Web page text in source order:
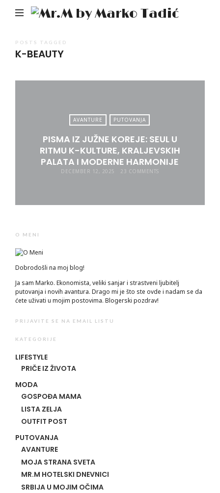
Mr.M
POSTS TAGGED
K-BEAUTY
AVANTURE PUTOVANJA
PISMA IZ JUŽNE KOREJE: SEUL U
RITMU K-KULTURE, KRALJEVSKIH
PALATA I MODERNE HARMONIJE
DECEMBER 12, 2025 23 COMMENTS
O MENI
Dobrodošli na moj blog!
Ja sam Marko. Ekonomista, veliki sanjar i strastveni ljubitelj
putovanja i novih avantura. Drago mi je što ste ovde i nadam se da
ćete uživati u mojim postovima. Blogerski pozdrav!
PRIJAVITE SE NA EMAIL LISTU
KATEGORIJE
LIFESTYLE
PRIČE IZ ŽIVOTA
MODA
GOSPOĐA MAMA
LISTA ZELJA
OUTFIT POST
PUTOVANJA
AVANTURE
MOJA STRANA SVETA
MR.M HOTELSKI DNEVNICI
SRBIJA U MOJIM OČIMA